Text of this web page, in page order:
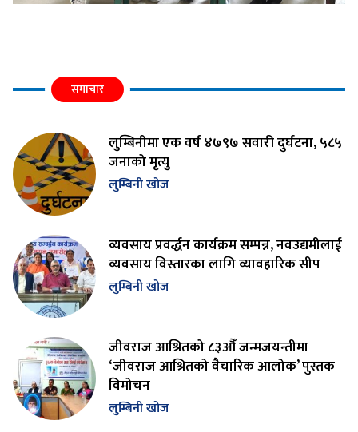
समाचार
लुम्बिनीमा एक वर्ष ४७९७ सवारी दुर्घटना, ५८५
जनाको मृत्यु
लुम्बिनी खोज
व्यवसाय प्रवर्द्धन कार्यक्रम सम्पन्न, नवउद्यमीलाई
व्यवसाय विस्तारका लागि व्यावहारिक सीप
लुम्बिनी खोज
जीवराज आश्रितको ८३औँ जन्मजयन्तीमा
‘जीवराज आश्रितको वैचारिक आलोक’ पुस्तक
विमोचन
लुम्बिनी खोज